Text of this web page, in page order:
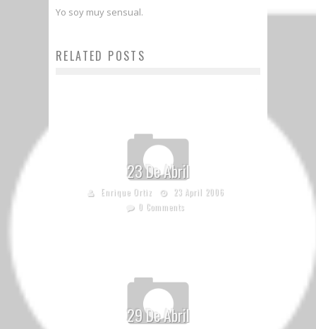
Yo soy muy sensual.
RELATED POSTS
23 De Abril
Enrique Ortiz
23 April 2006
0 Comments
29 De Abril